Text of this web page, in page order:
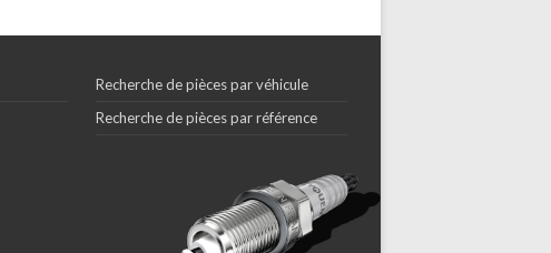
Recherche de pièces par véhicule
Recherche de pièces par référence